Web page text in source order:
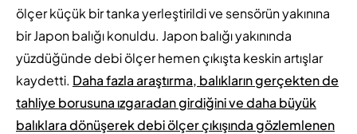
ölçer küçük bir tanka yerleştirildi ve sensörün yakınına
bir Japon balığı konuldu. Japon balığı yakınında
yüzdüğünde debi ölçer hemen çıkışta keskin artışlar
kaydetti. Daha fazla araştırma, balıkların gerçekten de
tahliye borusuna ızgaradan girdiğini ve daha büyük
balıklara dönüşerek debi ölçer çıkışında gözlemlenen